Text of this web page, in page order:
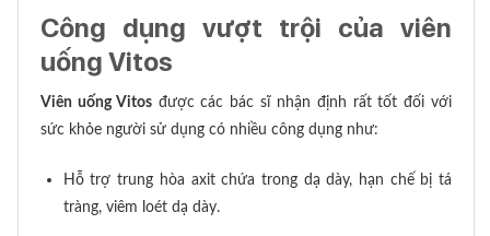
Công dụng vượt trội của viên
uống Vitos
Viên uống Vitosđược các bác sĩ nhận định rất tốt đối với
sức khỏe người sử dụng có nhiều công dụng như:
Hỗ trợ trung hòa axit chứa trong dạ dày, hạn chế bị tá
tràng, viêm loét dạ dày.